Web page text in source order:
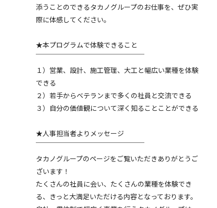
添うことのできるタカノグループのお仕事を、ぜひ実
際に体感してください。
★本プログラムで体験できること
￣￣￣￣￣￣￣￣￣￣￣￣￣￣￣￣
１）営業、設計、施工管理、大工と幅広い業種を体験
できる
２）若手からベテランまで多くの社員と交流できる
３）自分の価値観について深く知ることことができる
★人事担当者よりメッセージ
￣￣￣￣￣￣￣￣￣￣￣￣￣￣￣￣
タカノグループのページをご覧いただきありがとうご
ざいます！
たくさんの社員に会い、たくさんの業種を体験でき
る、きっと大満足いただける内容となっております。